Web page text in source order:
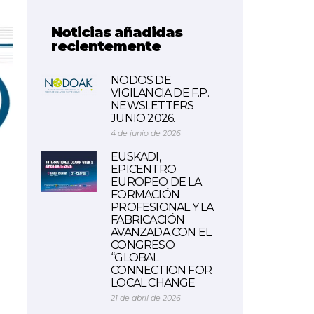
Noticias añadidas
recientemente
NODOS DE
VIGILANCIA DE F.P.
NEWSLETTERS
JUNIO 2026.
4 de junio de 2026
EUSKADI,
EPICENTRO
EUROPEO DE LA
FORMACIÓN
PROFESIONAL Y LA
FABRICACIÓN
AVANZADA CON EL
CONGRESO
“GLOBAL
CONNECTION FOR
LOCAL CHANGE
21 de abril de 2026